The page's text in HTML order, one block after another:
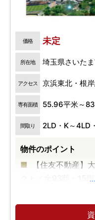
価格 未定
所在地 埼玉県さいた
アクセス 京浜東北・根
専有面積 55.96平米～
間取り 2LD・K～4LD
物件のポイント
【住友不動産】
クト／全93邸・15
JR「大宮」駅
川神社徒歩8分。